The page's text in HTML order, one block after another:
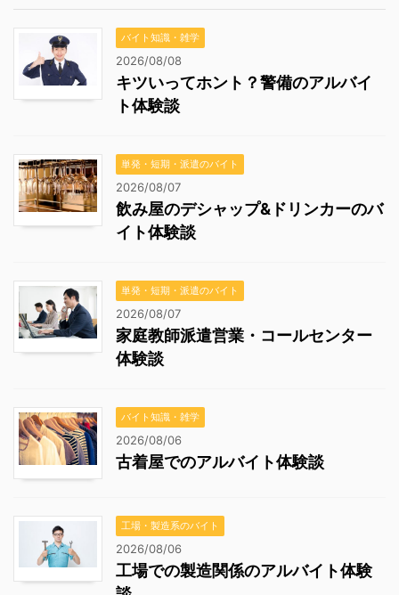
バイト知識・雑学
2026/08/08
キツいってホント？警備のアルバイ
ト体験談
単発・短期・派遣のバイト
2026/08/07
飲み屋のデシャップ&ドリンカーのバ
イト体験談
単発・短期・派遣のバイト
2026/08/07
家庭教師派遣営業・コールセンター
体験談
バイト知識・雑学
2026/08/06
古着屋でのアルバイト体験談
工場・製造系のバイト
2026/08/06
工場での製造関係のアルバイト体験